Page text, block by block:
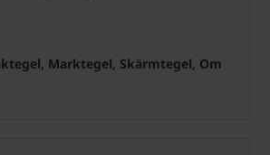
Marktegel, Skärmtegel, Om